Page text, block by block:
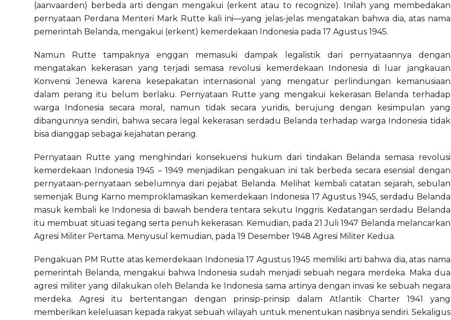
(aanvaarden) berbeda arti dengan mengakui (erkent atau to recognize). Inilah yang membedakan
pernyataan Perdana Menteri Mark Rutte kali ini—yang jelas-jelas mengatakan bahwa dia, atas nama
pemerintah Belanda, mengakui (erkent) kemerdekaan Indonesia pada 17 Agustus 1945.
Namun Rutte tampaknya enggan memasuki dampak legalistik dari pernyataannya dengan
mengatakan kekerasan yang terjadi semasa revolusi kemerdekaan Indonesia di luar jangkauan
Konvensi Jenewa karena kesepakatan internasional yang mengatur perlindungan kemanusiaan
dalam perang itu belum berlaku. Pernyataan Rutte yang mengakui kekerasan Belanda terhadap
warga Indonesia secara moral, namun tidak secara yuridis, berujung dengan kesimpulan yang
dibangunnya sendiri, bahwa secara legal kekerasan serdadu Belanda terhadap warga Indonesia tidak
bisa dianggap sebagai kejahatan perang.
Pernyataan Rutte yang menghindari konsekuensi hukum dari tindakan Belanda semasa revolusi
kemerdekaan Indonesia 1945 – 1949 menjadikan pengakuan ini tak berbeda secara esensial dengan
pernyataan-pernyataan sebelumnya dari pejabat Belanda. Melihat kembali catatan sejarah, sebulan
semenjak Bung Karno memproklamasikan kemerdekaan Indonesia 17 Agustus 1945, serdadu Belanda
masuk kembali ke Indonesia di bawah bendera tentara sekutu Inggris. Kedatangan serdadu Belanda
itu membuat situasi tegang serta penuh kekerasan. Kemudian, pada 21 Juli 1947 Belanda melancarkan
Agresi Militer Pertama. Menyusul kemudian, pada 19 Desember 1948 Agresi Militer Kedua.
Pengakuan PM Rutte atas kemerdekaan Indonesia 17 Agustus 1945 memiliki arti bahwa dia, atas nama
pemerintah Belanda, mengakui bahwa Indonesia sudah menjadi sebuah negara merdeka. Maka dua
agresi militer yang dilakukan oleh Belanda ke Indonesia sama artinya dengan invasi ke sebuah negara
merdeka. Agresi itu bertentangan dengan prinsip-prinsip dalam Atlantik Charter 1941 yang
memberikan keleluasan kepada rakyat sebuah wilayah untuk menentukan nasibnya sendiri. Sekaligus